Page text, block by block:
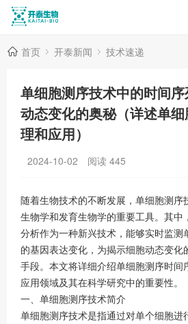
首页 开泰新闻 技术速递
单细胞测序技术中的时间
动态变化的奥秘（详述单
理和应用）
2024-10-02 阅读 445
随着生物技术的不断发展，单细胞测序
生物学和发育生物学的重要工具。其中
分析作为一种新兴技术，能够实时监测
的基因表达变化，为揭示细胞动态变化
手段。本文将详细介绍单细胞测序时间
应用领域及其在科学研究中的重要性。
一、单细胞测序技术简介
单细胞测序技术是指通过对单个细胞进